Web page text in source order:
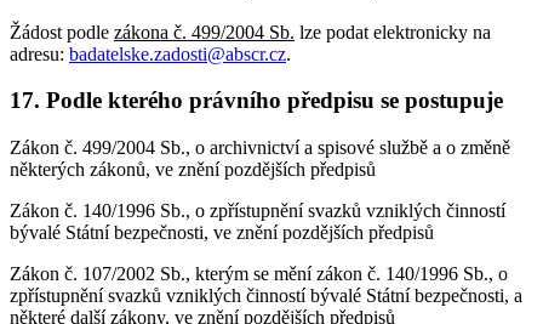
Žádost podle zákona č. 499/2004 Sb. lze podat elektronicky na
adresu: badatelske.zadosti@abscr.cz.
17. Podle kterého právního předpisu se postupuje
Zákon č. 499/2004 Sb., o archivnictví a spisové službě a o změně
některých zákonů, ve znění pozdějších předpisů
Zákon č. 140/1996 Sb., o zpřístupnění svazků vzniklých činností
bývalé Státní bezpečnosti, ve znění pozdějších předpisů
Zákon č. 107/2002 Sb., kterým se mění zákon č. 140/1996 Sb., o
zpřístupnění svazků vzniklých činností bývalé Státní bezpečnosti, a
některé další zákony, ve znění pozdějších předpisů